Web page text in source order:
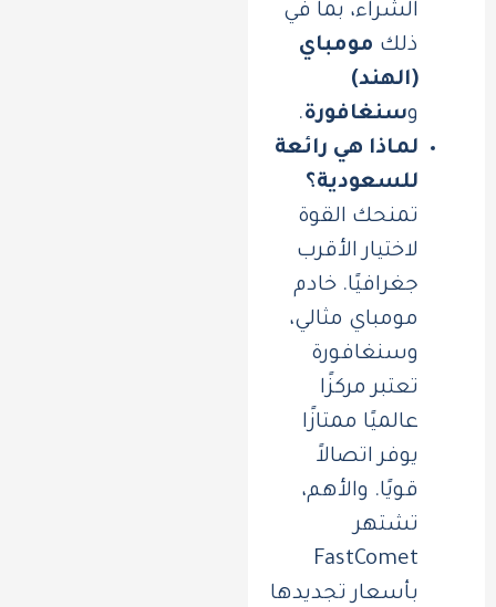
الشراء، بما في
ذلك مومباي
(الهند)
وسنغافورة.
لماذا هي رائعة
للسعودية؟
تمنحك القوة
لاختيار الأقرب
جغرافيًا. خادم
مومباي مثالي،
وسنغافورة
تعتبر مركزًا
عالميًا ممتازًا
يوفر اتصالاً
قويًا. والأهم،
تشتهر
FastComet
بأسعار تجديدها